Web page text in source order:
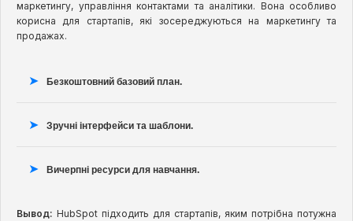
маркетингу, управління контактами та аналітики. Вона особливо
корисна для стартапів, які зосереджуються на маркетингу та
продажах.
Безкоштовний базовий план.
Зручні інтерфейси та шаблони.
Вичерпні ресурси для навчання.
Вывод: HubSpot підходить для стартапів, яким потрібна потужна